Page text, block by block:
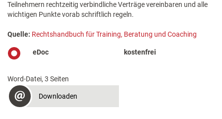
Teilnehmern rechtzeitig verbindliche Verträge vereinbaren und alle
wichtigen Punkte vorab schriftlich regeln.
Quelle: Rechtshandbuch für Training, Beratung und Coaching
eDoc kostenfrei
Word-Datei, 3 Seiten
Downloaden